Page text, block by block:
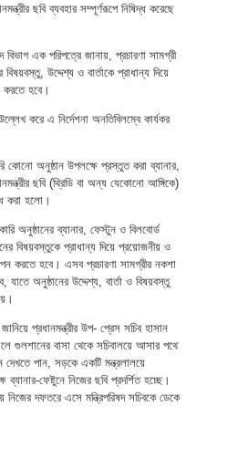
ছবি ব্যবহার সম্পূর্ণরূপে নিষিদ্ধ করেছে
বিভাগ এক পরিপত্রে জানায়, প্রচারণা সামগ্রী
বিষয়বস্তু, উদ্দেশ্য ও বার্তাকে প্রাধান্য দিয়ে
করতে হবে।
করে এ নির্দেশনা অনতিবিলম্বে কার্যকর
কোনো অনুষ্ঠান উপলক্ষে প্রস্তুত করা ব্যানার,
ছবি (থ্রিডি বা অন্য যেকোনো আঙ্গিকে)
করা হলো।
অনুষ্ঠানের ব্যানার, ফেস্টুন ও বিলবোর্ড
বিষয়বস্তুকে প্রাধান্য দিয়ে প্রয়োজনীয় ও
করতে হবে। এসব প্রচারণা সামগ্রীর নকশা
যাতে অনুষ্ঠানের উদ্দেশ্য, বার্তা ও বিষয়বস্তু
প্রধানমন্ত্রীর উপ- প্রেস সচিব হাসান
গুলশানের বাসা থেকে সচিবালয়ে আসার পথে
দেখতে পান, সড়কে একটি মন্ত্রলালয়ে
ফেষ্টুনে নিজের ছবি প্রদর্শিত হচ্ছে।
নিজের দফতরে এসে মন্ত্রিপরিষদ সচিবকে ডেকে